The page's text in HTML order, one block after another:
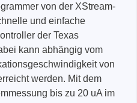
von der XStream-
und einfache
der Texas
kann abhängig vom
von
werden. Mit dem
bis zu 20 uA im